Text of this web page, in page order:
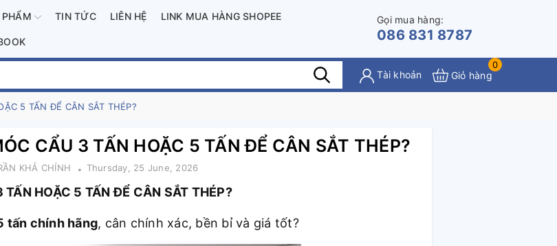
TIN TỨC LIÊN HỆ LINK MUA HÀNG SHOPEE Gọi mua hàng:
086 831 8787
Tài khoản
0
Giỏ hàng
5 TẤN ĐỂ CÂN SẮT THÉP?
CẨU 3 TẤN HOẶC 5 TẤN ĐỂ CÂN SẮT THÉP?
KHẢ CHÍNH Thursday, 25 June, 2026
HOẶC 5 TẤN ĐỂ CÂN SẮT THÉP?
tấn chính hãng, cân chính xác, bền bỉ và giá tốt?